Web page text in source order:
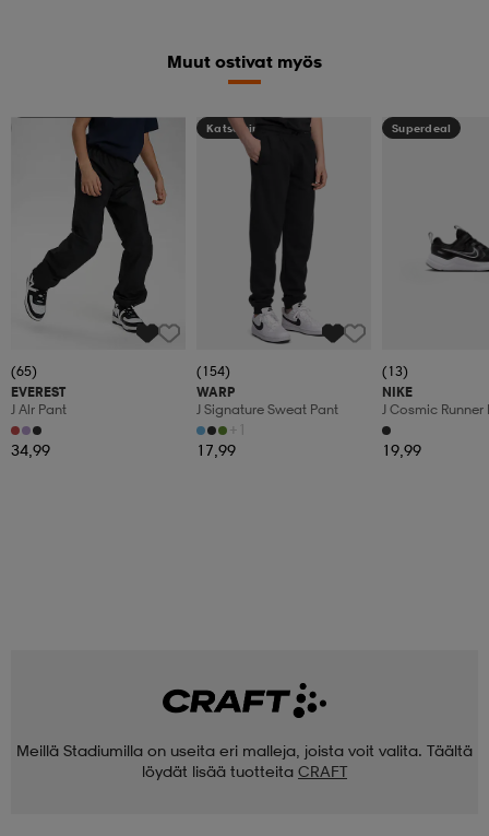
Muut ostivat myös
Kampanja -25%
(65)
EVEREST
J Alr Pant
34,99
Katso hintaa
(154)
WARP
J Signature Sweat Pant
+1
17,99
Superdeal
(13)
NIKE
J Cosmic Runner
19,99
Meillä Stadiumilla on useita eri malleja, joista voit valita. Täältä
löydät lisää tuotteita CRAFT